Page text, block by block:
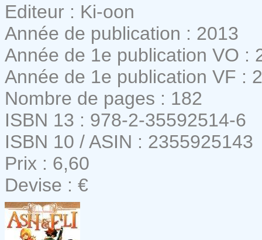
Editeur : Ki-oon
Année de publication : 2013
Année de 1e publication VO :
Année de 1e publication VF :
Nombre de pages : 182
ISBN 13 : 978-2-35592514-6
ISBN 10 / ASIN : 2355925143
Prix : 6,60
Devise : €